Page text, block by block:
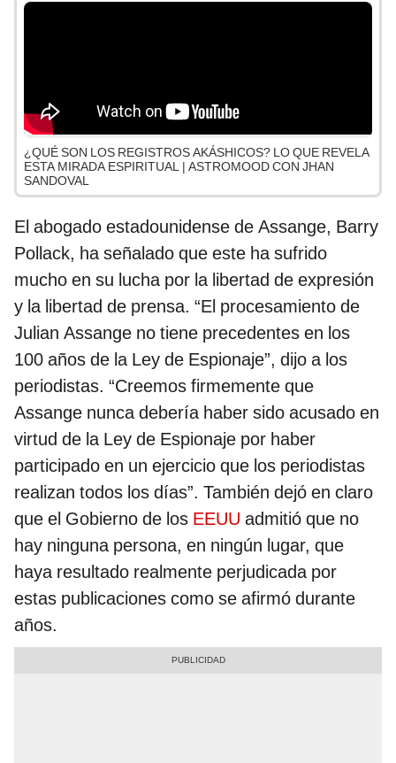
¿QUÉ SON LOS REGISTROS AKÁSHICOS? LO QUE REVELA
ESTA MIRADA ESPIRITUAL | ASTROMOOD CON JHAN
SANDOVAL
El abogado estadounidense de Assange, Barry
Pollack, ha señalado que este ha sufrido
mucho en su lucha por la libertad de expresión
y la libertad de prensa. “El procesamiento de
Julian Assange no tiene precedentes en los
100 años de la Ley de Espionaje”, dijo a los
periodistas. “Creemos firmemente que
Assange nunca debería haber sido acusado en
virtud de la Ley de Espionaje por haber
participado en un ejercicio que los periodistas
realizan todos los días”. También dejó en claro
que el Gobierno de los EEUU admitió que no
hay ninguna persona, en ningún lugar, que
haya resultado realmente perjudicada por
estas publicaciones como se afirmó durante
años.